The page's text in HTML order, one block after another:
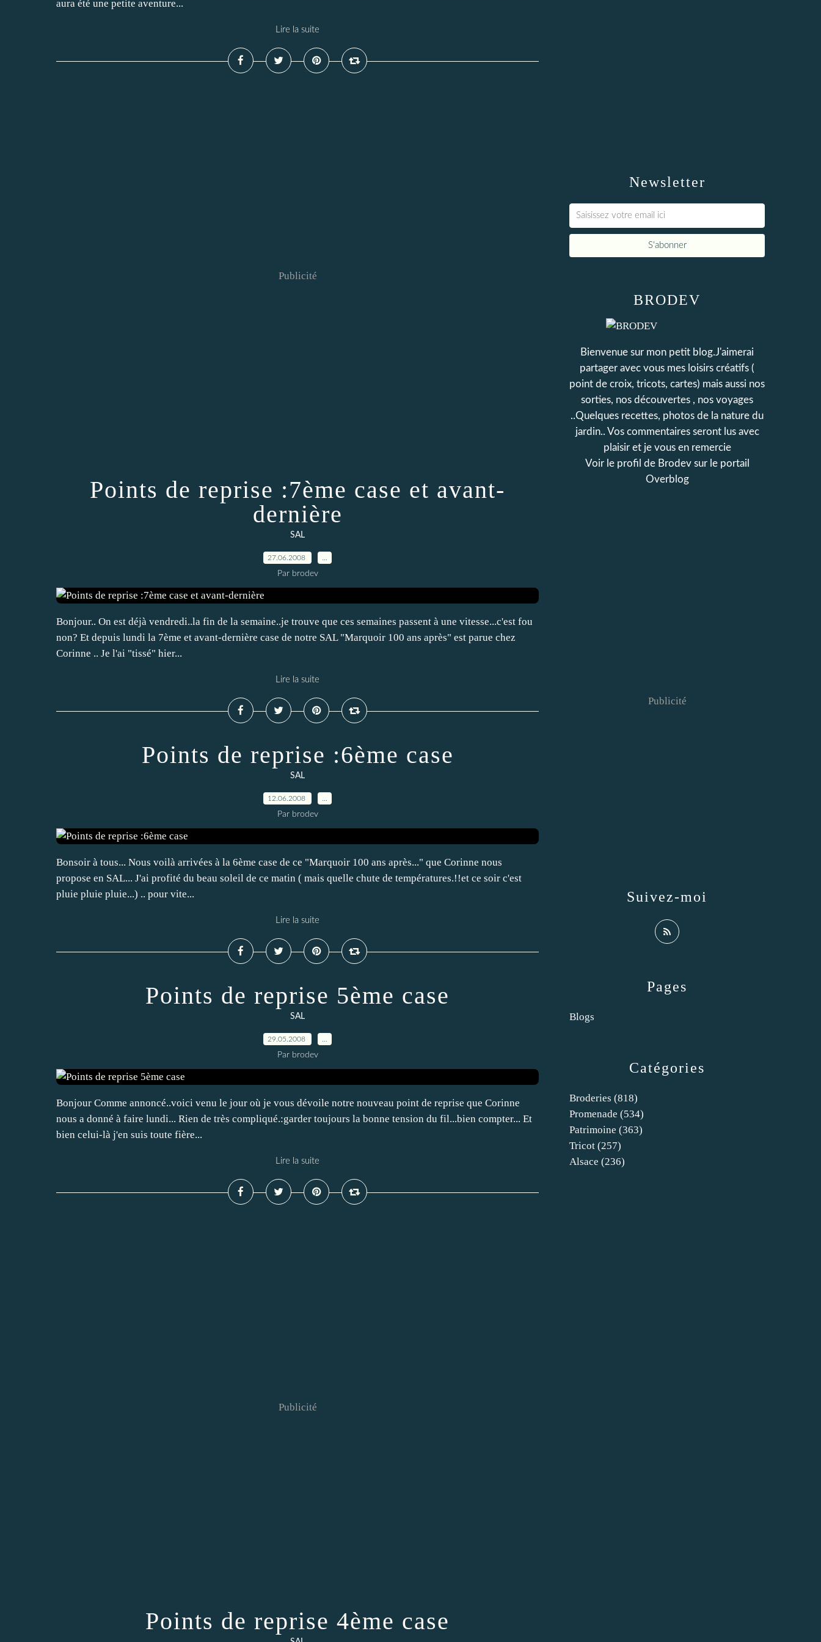
aura été une petite aventure...
Lire la suite
Publicité
Points de reprise :7ème case et avant-
dernière
SAL
27.06.2008
Par brodev
Bonjour.. On est déjà vendredi..la fin de la semaine..je trouve que ces semaines passent à une vitesse...c'est fou
non? Et depuis lundi la 7ème et avant-dernière case de notre SAL "Marquoir 100 ans après" est parue chez
Corinne .. Je l'ai "tissé" hier...
Lire la suite
Points de reprise :6ème case
SAL
12.06.2008
Par brodev
Bonsoir à tous... Nous voilà arrivées à la 6ème case de ce "Marquoir 100 ans après..." que Corinne nous
propose en SAL... J'ai profité du beau soleil de ce matin ( mais quelle chute de températures.!!et ce soir c'est
pluie pluie pluie...) .. pour vite...
Lire la suite
Points de reprise 5ème case
SAL
29.05.2008
Par brodev
Bonjour Comme annoncé..voici venu le jour où je vous dévoile notre nouveau point de reprise que Corinne
nous a donné à faire lundi... Rien de très compliqué.:garder toujours la bonne tension du fil...bien compter... Et
bien celui-là j'en suis toute fière...
Lire la suite
Publicité
Points de reprise 4ème case
Newsletter
Catégories
Broderies (818)
Promenade (534)
Patrimoine (363)
Tricot (257)
Alsace (236)
Pages
Blogs
BRODEV
Bienvenue sur mon petit blog.J'aimerai
partager avec vous mes loisirs créatifs (
point de croix, tricots, cartes) mais aussi nos
sorties, nos découvertes , nos voyages
..Quelques recettes, photos de la nature du
jardin.. Vos commentaires seront lus avec
plaisir et je vous en remercie
Voir le profil de Brodevsur le portail
Overblog
Suivez-moi
Publicité